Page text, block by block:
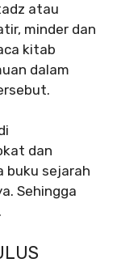
atau
minder dan
kitab
dalam
dan
buku sejarah
Sehingga